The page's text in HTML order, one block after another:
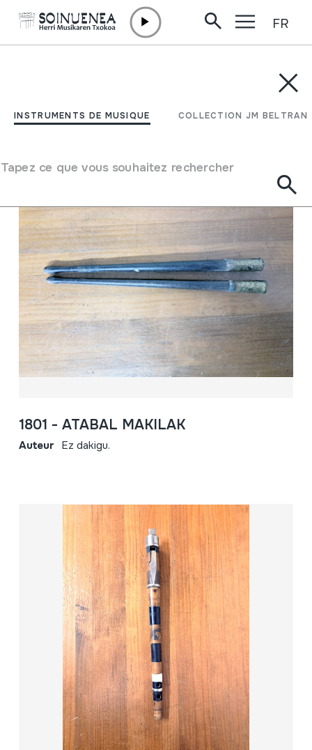
INSTRUMENTS DE MUSIQUE COLLECTION JM BELTRAN
Tapez ce que vous souhaitez rechercher
FR
COLLECTION JM BELTRAN
Filtrer
1801 - ATABAL MAKILAK
Auteur Ez dakigu.